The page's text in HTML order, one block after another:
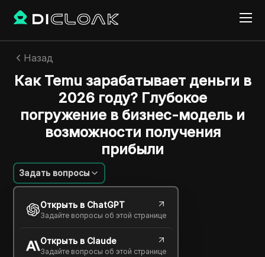
Назад
Как Temu зарабатывает деньги в
2026 году? Глубокое
погружение в бизнес-модель и
возможности получения
прибыли
Задать вопросы
Открыть в ChatGPT
Задайте вопросы об этой странице
Открыть в Claude
Задайте вопросы об этой странице
Felipe Moreira
29 мая 2026 4 минут
Copy Link